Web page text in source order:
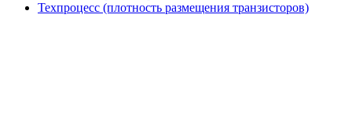
Техпроцесс (плотность размещения транзисторов)